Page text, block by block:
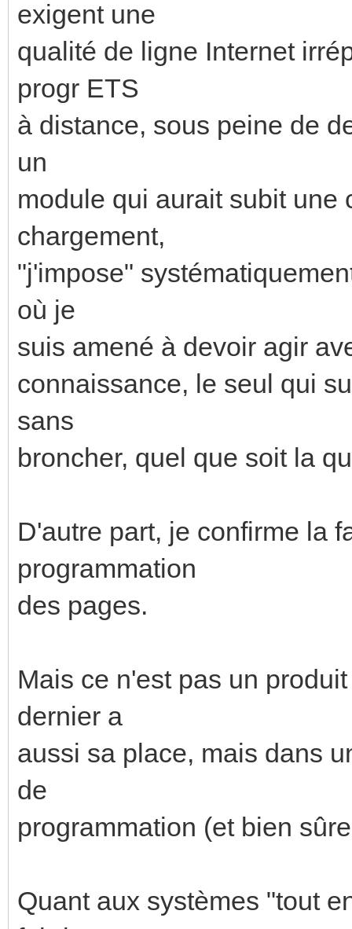
exigent une
qualité de ligne Internet
progr ETS
à distance, sous peine de
un
module qui aurait subit une
chargement,
"j'impose"
où je
suis amené à devoir agir
connaissance, le seul qui
sans
broncher, quel que soit la
D'autre part, je confirme la
programmation
des pages.
Mais ce n'est pas un
dernier a
aussi sa place, mais dans
de
programmation (et bien
Quant aux systèmes "tout